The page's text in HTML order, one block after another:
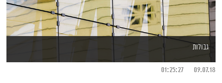
גבולות
09.07.18
01:25:27